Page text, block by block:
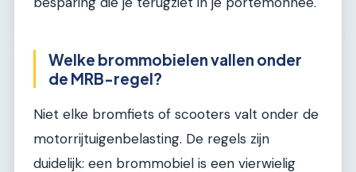
Welke brommobielen vallen onder
de MRB-regel?
Niet elke bromfiets of scooters valt onder de
motorrijtuigenbelasting. De regels zijn
duidelijk: een brommobiel is een vierwielig